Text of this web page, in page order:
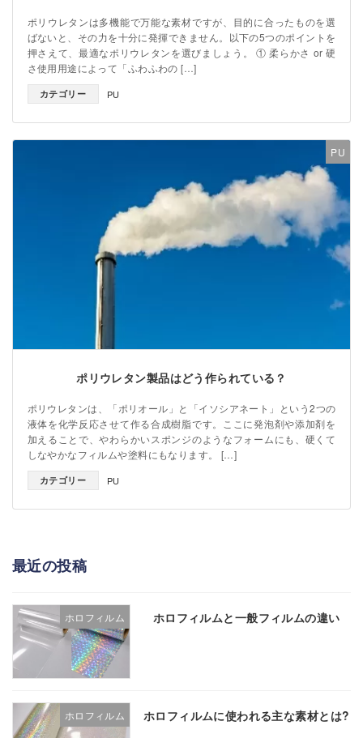
ポリウレタンは多機能で万能な素材ですが、目的に合ったものを選
ばないと、その力を十分に発揮できません。以下の5つのポイントを
押さえて、最適なポリウレタンを選びましょう。 ① 柔らかさ or 硬
さ使用用途によって「ふわふわの […]
カテゴリー PU
PU
ポリウレタン製品はどう作られている？
ポリウレタンは、「ポリオール」と「イソシアネート」という2つの
液体を化学反応させて作る合成樹脂です。ここに発泡剤や添加剤を
加えることで、やわらかいスポンジのようなフォームにも、硬くて
しなやかなフィルムや塗料にもなります。 […]
カテゴリー PU
最近の投稿
ホロフィルム ホロフィルムと一般フィルムの違い
ホロフィルム ホロフィルムに使われる主な素材とは?